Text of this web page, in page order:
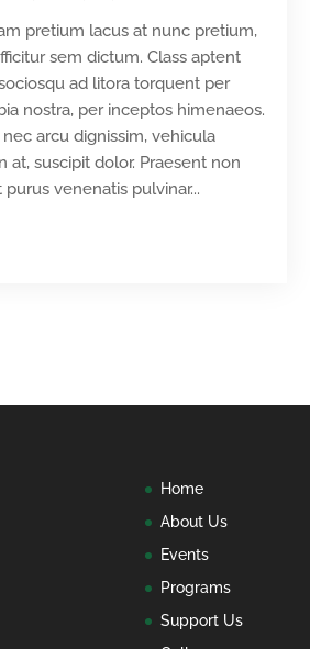
pretium lacus at nunc pretium,
sem dictum. Class aptent
ad litora torquent per
nostra, per inceptos himenaeos.
arcu dignissim, vehicula
at, suscipit dolor. Praesent non
purus venenatis pulvinar...
Home
About Us
Events
Programs
Support Us